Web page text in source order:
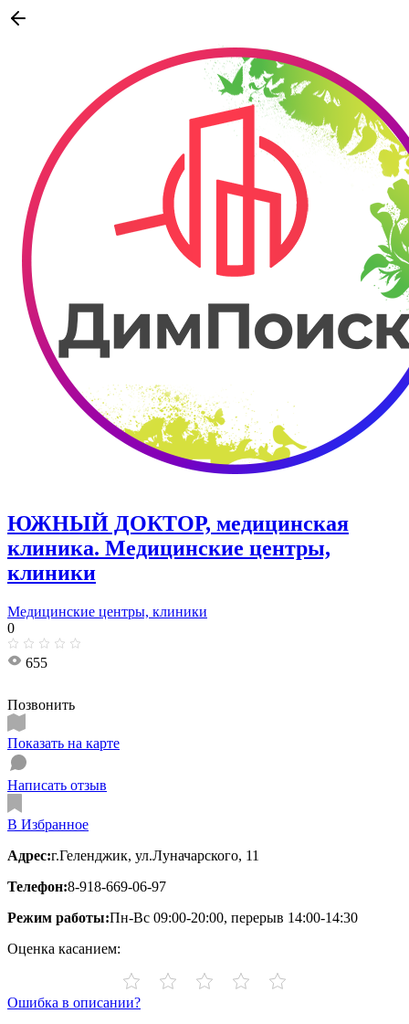
ЮЖНЫЙ ДОКТОР, медицинская
клиника. Медицинские центры,
клиники
Медицинские центры, клиники
0
655
Позвонить
Показать на карте
Написать отзыв
В Избранное
Адрес:г.Геленджик, ул.Луначарского, 11
Телефон:8-918-669-06-97
Режим работы:Пн-Вс 09:00-20:00, перерыв 14:00-14:30
Оценка касанием:
Ошибка в описании?